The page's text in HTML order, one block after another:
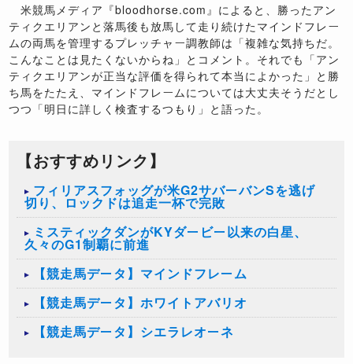
米競馬メディア『bloodhorse.com 』によると、勝ったアン
ティクエリアンと落馬後も放馬して走り続けたマインドフレー
ムの両馬を管理するプレッチャー調教師は「複雑な気持ちだ。
こんなことは見たくないからね」とコメント。それでも「アン
ティクエリアンが正当な評価を得られて本当によかった」と勝
ち馬をたたえ、マインドフレームについては大丈夫そうだとし
つつ「明日に詳しく検査するつもり」と語った。
【おすすめリンク】
フィリアスフォッグが米G2サバーバンSを逃げ
切り、ロックドは追走一杯で完敗
ミスティックダンがKYダービー以来の白星、
久々のG1制覇に前進
【競走馬データ】マインドフレーム
【競走馬データ】ホワイトアバリオ
【競走馬データ】シエラレオーネ